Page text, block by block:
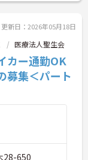
更新日：2026年05月18日
医療法人聖生会
カー通勤OK
募集＜パート
28-650